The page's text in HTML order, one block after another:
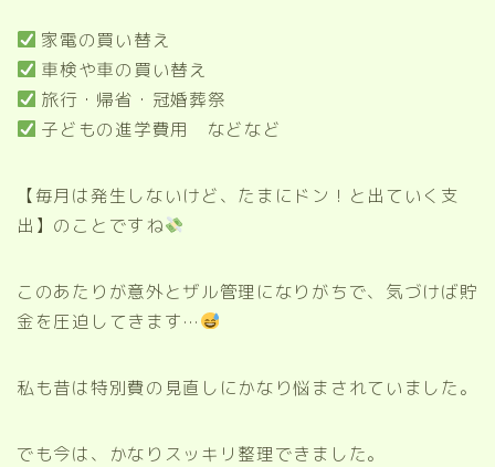
家電の買い替え
車検や車の買い替え
旅行・帰省・冠婚葬祭
子どもの進学費用 などなど
【毎月は発生しないけど、たまにドン！と出ていく支
出】のことですね
このあたりが意外とザル管理になりがちで、気づけば貯
金を圧迫してきます…
私も昔は特別費の見直しにかなり悩まされていました。
でも今は、かなりスッキリ整理できました。